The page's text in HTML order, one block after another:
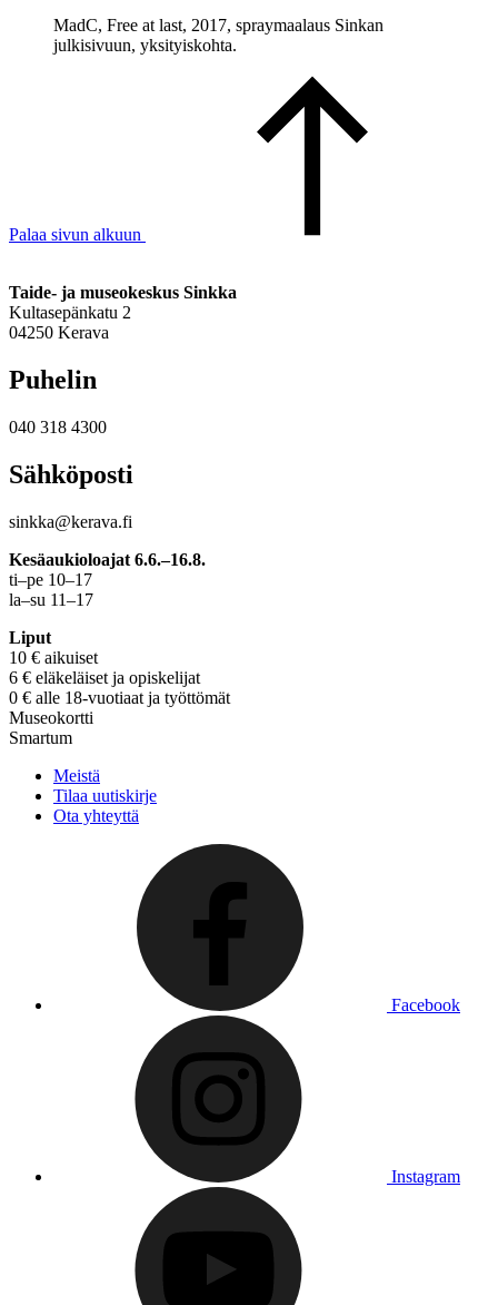
MadC, Free at last, 2017, spraymaalaus Sinkan
julkisivuun, yksityiskohta.
Palaa sivun alkuun
Taide- ja museokeskus Sinkka
Kultasepänkatu 2
04250 Kerava
Puhelin
040 318 4300
Sähköposti
sinkka@kerava.fi
Kesäaukioloajat 6.6.–16.8.
ti–pe 10–17
la–su 11–17
Liput
10 € aikuiset
6 € eläkeläiset ja opiskelijat
0 € alle 18-vuotiaat ja työttömät
Museokortti
Smartum
Meistä
Tilaa uutiskirje
Ota yhteyttä
Facebook
Instagram